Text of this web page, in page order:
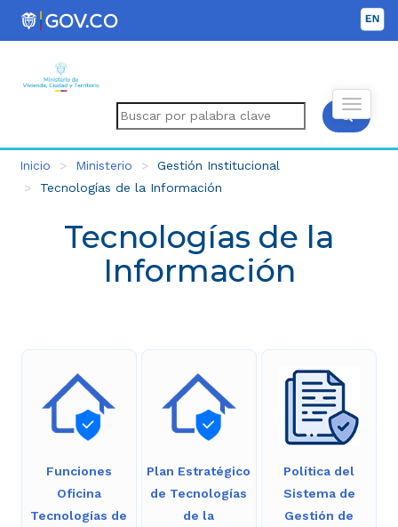
Inicio Ministerio
Gestión Institucional
Tecnologías de la Información
Tecnologías de la
Información
Funciones
Oficina
Tecnologías de
Plan Estratégico
de Tecnologías
de la
Política del
Sistema de
Gestión de